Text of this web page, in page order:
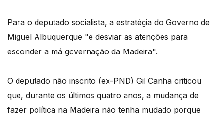
Para o deputado socialista, a estratégia do Governo de
Miguel Albuquerque "é desviar as atenções para
esconder a má governação da Madeira".
O deputado não inscrito (ex-PND) Gil Canha criticou
que, durante os últimos quatro anos, a mudança de
fazer política na Madeira não tenha mudado porque